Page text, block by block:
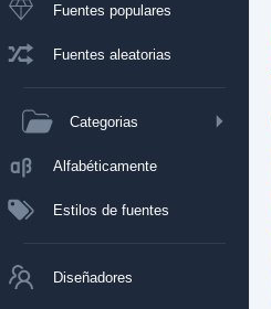
Fuentes populares
Fuentes aleatorias
Categorias
Alfabéticamente
Estilos de fuentes
Diseñadores